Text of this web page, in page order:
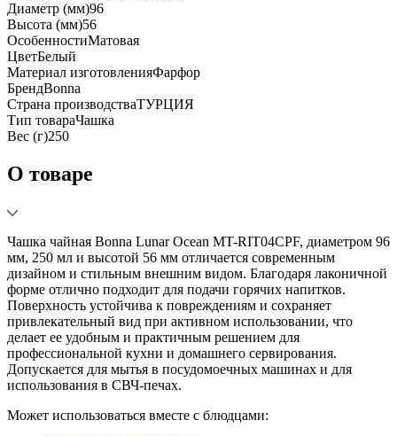
Диаметр (мм)96
Высота (мм)56
ОсобенностиМатовая
ЦветБелый
Материал изготовленияФарфор
БрендBonna
Страна производстваТУРЦИЯ
Тип товараЧашка
Вес (г)250
О товаре
Чашка чайная Bonna Lunar Ocean MT-RIT04CPF, диаметром 96
мм, 250 мл и высотой 56 мм отличается современным
дизайном и стильным внешним видом. Благодаря лаконичной
форме отлично подходит для подачи горячих напитков.
Поверхность устойчива к повреждениям и сохраняет
привлекательный вид при активном использовании, что
делает ее удобным и практичным решением для
профессиональной кухни и домашнего сервирования.
Допускается для мытья в посудомоечных машинах и для
использования в СВЧ-печах.
Может использоваться вместе с блюдцами: